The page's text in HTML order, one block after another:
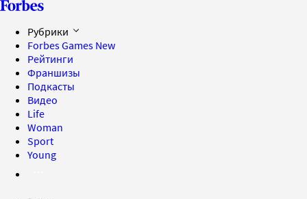
Рубрики
Forbes Games New
Рейтинги
Франшизы
Подкасты
Видео
Life
Woman
Sport
Young